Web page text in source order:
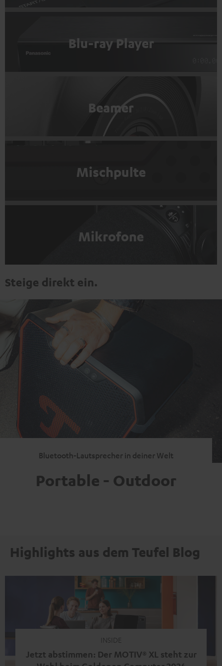
Blu-ray Player
Beamer
Mischpulte
Mikrofone
Steige direkt ein.
Bluetooth-Lautsprecher in deiner Welt
Portable - Outdoor
Highlights aus dem Teufel Blog
INSIDE
Jetzt abstimmen: Der MOTIV® XL steht zur